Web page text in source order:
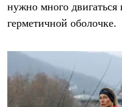
нужно много двигаться
герметичной оболочке.